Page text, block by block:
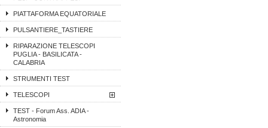
PIATTAFORMA EQUATORIALE
PULSANTIERE_TASTIERE
RIPARAZIONE TELESCOPI
PUGLIA - BASILICATA -
CALABRIA
STRUMENTI TEST
TELESCOPI
TEST - Forum Ass. ADIA -
Astronomia